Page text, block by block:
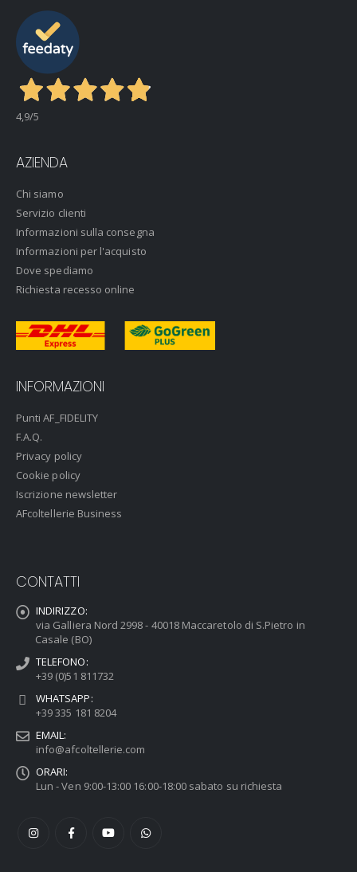
4,9/5
AZIENDA
Chi siamo
Servizio clienti
Informazioni sulla consegna
Informazioni per l'acquisto
Dove spediamo
Richiesta recesso online
INFORMAZIONI
Punti AF_FIDELITY
F.A.Q.
Privacy policy
Cookie policy
Iscrizione newsletter
AFcoltellerie Business
CONTATTI
INDIRIZZO:
via Galliera Nord 2998 - 40018 Maccaretolo di S.Pietro in
Casale (BO)
TELEFONO:
+39 (0)51 811732
WHATSAPP:
+39 335 181 8204
EMAIL:
info@afcoltellerie.com
ORARI:
Lun - Ven 9:00-13:00 16:00-18:00 sabato su richiesta